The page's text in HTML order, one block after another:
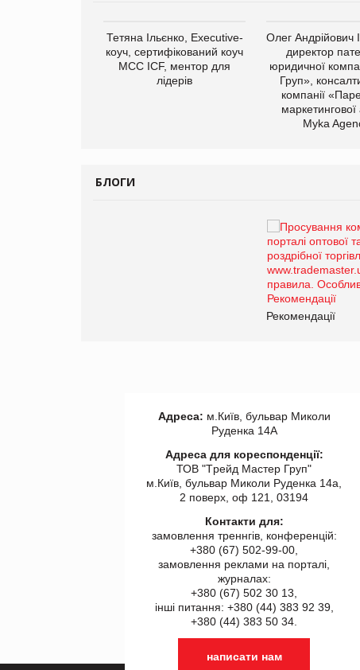
Тетяна Ільєнко, Executive-
коуч, сертифікований коуч
МСС ICF, ментор для
лідерів
Олег Андрійович
директор
юридичної
Груп»,
компанії
маркетингової
Myka
БЛОГИ
Рекомендації
Адреса: м.Київ, бульвар Миколи
Руденка 14А
Адреса для кореспонденції:
ТОВ "Tрейд Мастер Груп"
м.Київ, бульвар Миколи Руденка 14а,
2 поверх, оф 121, 03194
Контакти для:
замовлення треннгів, конференцій:
+380 (67) 502-99-00,
замовлення реклами на порталі,
журналах:
+380 (67) 502 30 13,
інші питання: +380 (44) 383 92 39,
+380 (44) 383 50 34.
написати нам